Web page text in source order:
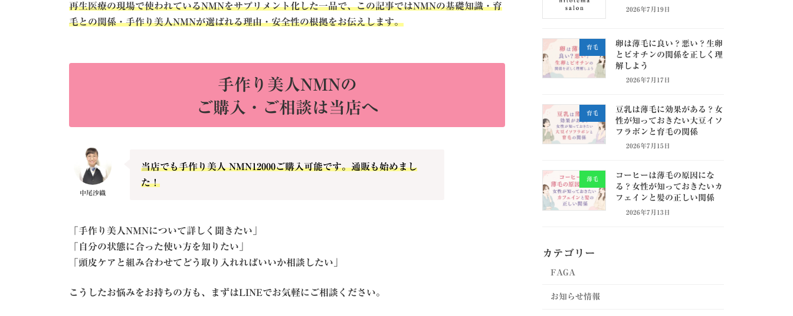
再生医療の現場で使われているNMNをサプリメント化した一品で、この記事ではNMNの基礎知識・育
毛との関係・手作り美人NMNが選ばれる理由・安全性の根拠をお伝えします。
手作り美人NMNの
ご購入・ご相談は当店へ
中尾沙織
当店でも手作り美人 NMN12000ご購入可能です。通販も始めまし
た！
「手作り美人NMNについて詳しく聞きたい」
「自分の状態に合った使い方を知りたい」
「頭皮ケアと組み合わせてどう取り入れればいいか相談したい」
こうしたお悩みをお持ちの方も、まずはLINEでお気軽にご相談ください。
2026年7月19日
育毛
卵は薄毛に良い？悪い？生卵
とビオチンの関係を正しく理
解しよう
2026年7月17日
育毛
豆乳は薄毛に効果がある？女
性が知っておきたい大豆イソ
フラボンと育毛の関係
2026年7月15日
薄毛
コーヒーは薄毛の原因にな
る？女性が知っておきたいカ
フェインと髪の正しい関係
2026年7月13日
カテゴリー
FAGA
お知らせ情報